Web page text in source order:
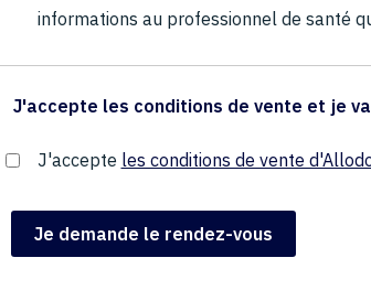
informations au professionnel de santé
J'accepte les conditions de vente et je
J'accepte les conditions de vente